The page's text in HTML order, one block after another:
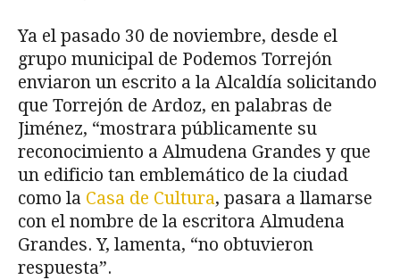
Ya el pasado 30 de noviembre, desde el
grupo municipal de Podemos Torrejón
enviaron un escrito a la Alcaldía solicitando
que Torrejón de Ardoz, en palabras de
Jiménez, “mostrara públicamente su
reconocimiento a Almudena Grandes y que
un edificio tan emblemático de la ciudad
como la Casa de Cultura, pasara a llamarse
con el nombre de la escritora Almudena
Grandes. Y, lamenta, “no obtuvieron
respuesta”.